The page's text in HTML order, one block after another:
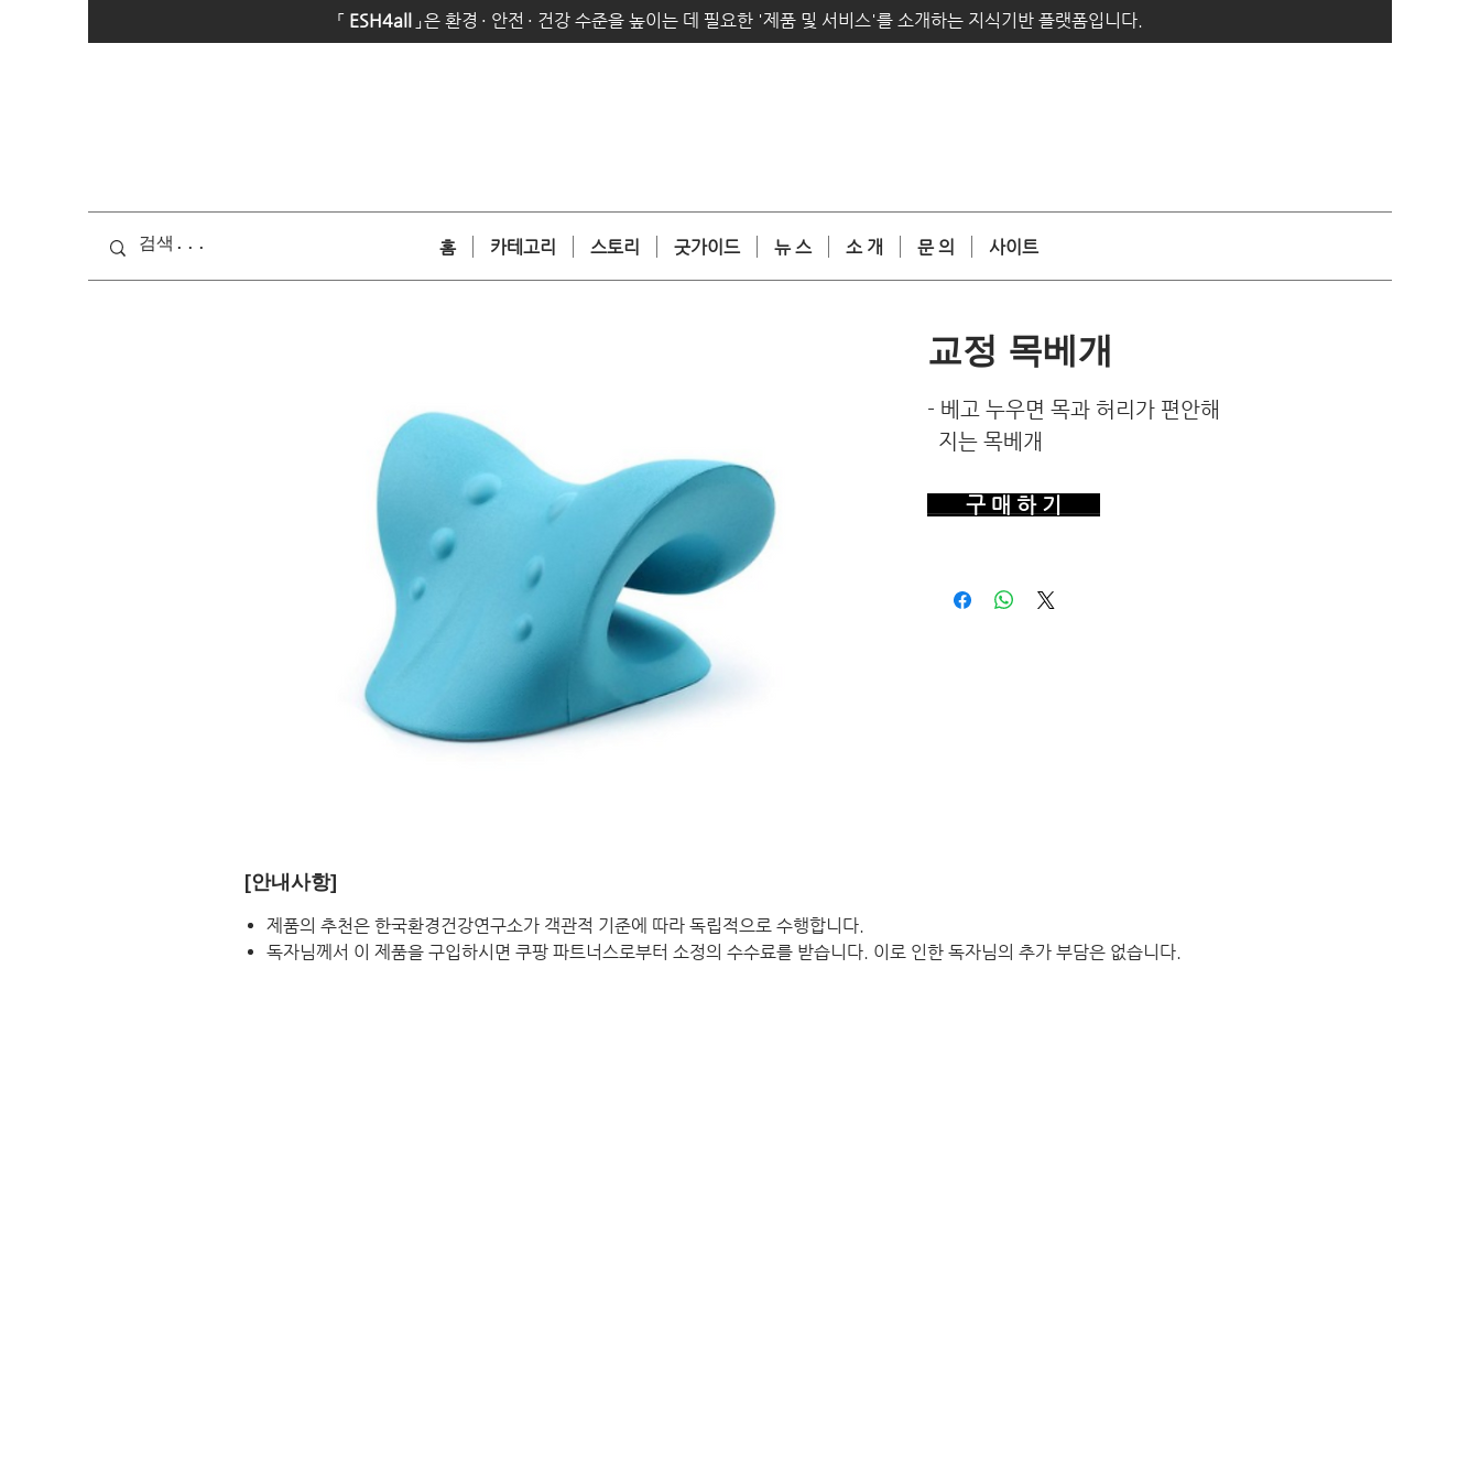
「 ESH4all 」은 환경 · 안전 · 건강 수준을 높이는 데 필요한 '제품 및 서비스'를 소개하는 지식기반 플랫폼입니다.
홈 카테고리 스토리 굿가이드 뉴 스 소 개 문 의 사이트
교정 목베개
- 베고 누우면 목과 허리가 편안해
지는 목베개
구 매 하 기
[안내사항]
제품의 추천은 한국환경건강연구소가 객관적 기준에 따라 독립적으로 수행합니다.
독자님께서 이 제품을 구입하시면 쿠팡 파트너스로부터 소정의 수수료를 받습니다. 이로 인한 독자님의 추가 부담은 없습니다.